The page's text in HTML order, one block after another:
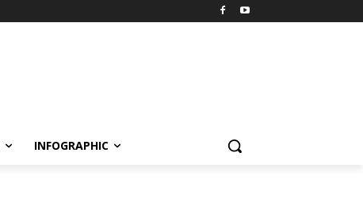
INFOGRAPHIC